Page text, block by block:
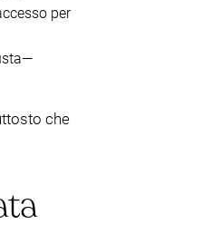
per
che